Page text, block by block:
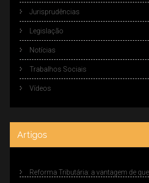
Jurisprudências
Legislação
Notícias
Trabalhos Sociais
Vídeos
Artigos
Reforma Tributária: a vantagem de